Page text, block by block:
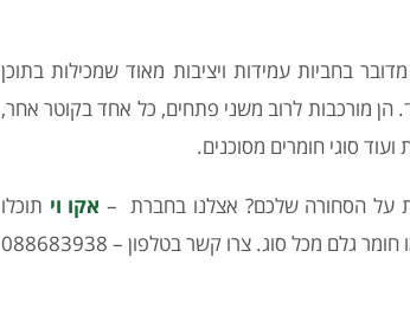
בחביות עמידות ויציבות מאוד שמכילות בתוכן
הן מורכבות לרוב משני פתחים, כל אחד בקוטר אחר,
ועוד סוגי חומרים מסוכנים.
על הסחורה שלכם? אצלנו בחברת – אקו וי תוכלו
למצוא מגוון של מכלים, חביות ואריזות שישמרו על כל מוצר או חומר גלם מכל סוג. צרו קשר בטלפון – 088683938